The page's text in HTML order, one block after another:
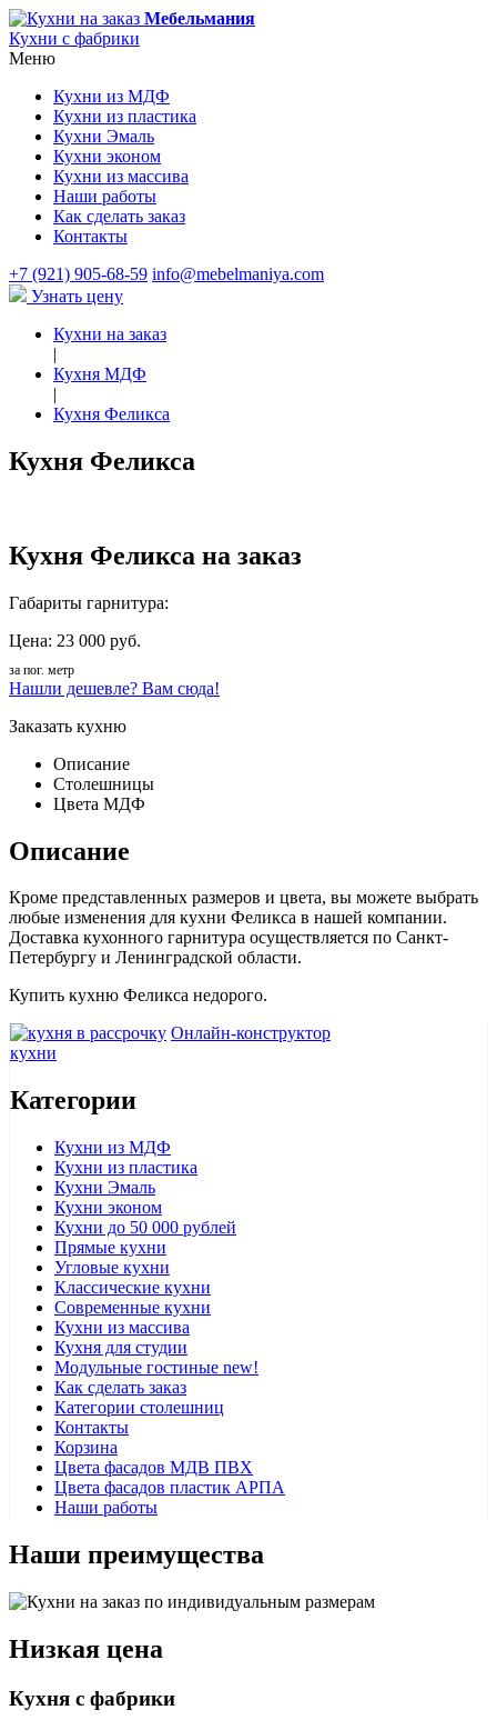
Мебельмания
Кухни с фабрики
Меню
Кухни из МДФ
Кухни из пластика
Кухни Эмаль
Кухни эконом
Кухни из массива
Наши работы
Как сделать заказ
Контакты
+7 (921) 905-68-59 info@mebelmaniya.com
Узнать цену
Кухни на заказ
|
Кухня МДФ
|
Кухня Феликса
Кухня Феликса
Кухня Феликса на заказ
Габариты гарнитура:
Цена: 23 000 руб.
за пог. метр
Нашли дешевле? Вам сюда!
Заказать кухню
Описание
Столешницы
Цвета МДФ
Описание
Кроме представленных размеров и цвета, вы можете выбрать
любые изменения для кухни Феликса в нашей компании.
Доставка кухонного гарнитура осуществляется по Санкт-
Петербургу и Ленинградской области.
Купить кухню Феликса недорого.
Онлайн-конструктор
кухни
Категории
Кухни из МДФ
Кухни из пластика
Кухни Эмаль
Кухни эконом
Кухни до 50 000 рублей
Прямые кухни
Угловые кухни
Классические кухни
Современные кухни
Кухни из массива
Кухня для студии
Модульные гостиные new!
Как сделать заказ
Категории столешниц
Контакты
Корзина
Цвета фасадов МДВ ПВХ
Цвета фасадов пластик АРПА
Наши работы
Наши преимущества
Низкая цена
Кухня с фабрики